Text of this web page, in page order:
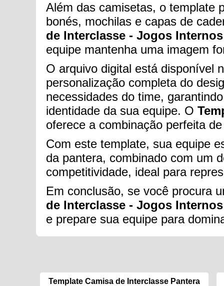
Além das camisetas, o template
bonés, mochilas e capas de
de Interclasse - Jogos Internos
equipe mantenha uma imagem
O arquivo digital está disponível
personalização completa do
necessidades do time,
identidade da sua equipe. O
oferece a combinação perfeita
Com este template, sua equipe
da pantera, combinado com um
competitividade, ideal para
Em conclusão, se você procura
de Interclasse - Jogos Internos
e prepare sua equipe para
Template Camisa de Interclasse Pantera